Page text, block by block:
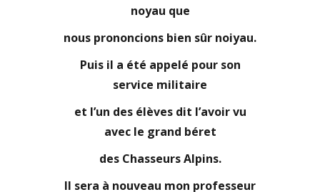
noyau que
nous prononcions bien sûr noiyau.
Puis il a été appelé pour son
service militaire
et l’un des élèves dit l’avoir vu
avec le grand béret
des Chasseurs Alpins.
Il sera à nouveau mon professeur